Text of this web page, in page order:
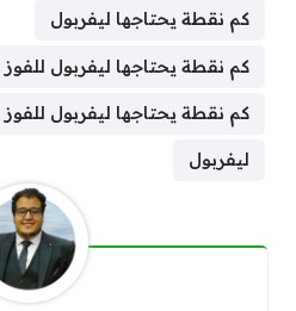
كم نقطة يحتاجها ليفربول
كم نقطة يحتاجها ليفربول للفوز
كم نقطة يحتاجها ليفربول للفوز
ليفربول